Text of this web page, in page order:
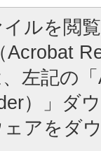
ルを閲
Acrobat
左記の
）」ダ
アをダ